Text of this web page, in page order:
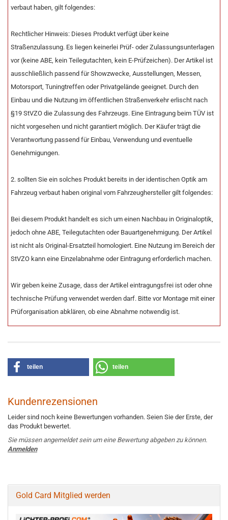
verbaut haben, gilt folgendes:
Rechtlicher Hinweis: Dieses Produkt verfügt über keine
Straßenzulassung. Es liegen keinerlei Prüf- oder Zulassungsunterlagen
vor (keine ABE, kein Teilegutachten, kein E-Prüfzeichen). Der Artikel ist
ausschließlich passend für Showzwecke, Ausstellungen, Messen,
Motorsport, Tuningtreffen oder Privatgelände geeignet. Durch den
Einbau und die Nutzung im öffentlichen Straßenverkehr erlischt nach
§19 StVZO die Zulassung des Fahrzeugs. Eine Eintragung beim TÜV ist
nicht vorgesehen und nicht garantiert möglich. Der Käufer trägt die
Verantwortung passend für Einbau, Verwendung und eventuelle
Genehmigungen.
2. sollten Sie ein solches Produkt bereits in der identischen Optik am
Fahrzeug verbaut haben original vom Fahrzeughersteller gilt folgendes:
Bei diesem Produkt handelt es sich um einen Nachbau in Originaloptik,
jedoch ohne ABE, Teilegutachten oder Bauartgenehmigung. Der Artikel
ist nicht als Original-Ersatzteil homologiert. Eine Nutzung im Bereich der
StVZO kann eine Einzelabnahme oder Eintragung erforderlich machen.
Wir geben keine Zusage, dass der Artikel eintragungsfrei ist oder ohne
technische Prüfung verwendet werden darf. Bitte vor Montage mit einer
Prüforganisation abklären, ob eine Abnahme notwendig ist.
teilen teilen
Kundenrezensionen
Leider sind noch keine Bewertungen vorhanden. Seien Sie der Erste, der
das Produkt bewertet.
Sie müssen angemeldet sein um eine Bewertung abgeben zu können.
Anmelden
Gold Card Mitglied werden